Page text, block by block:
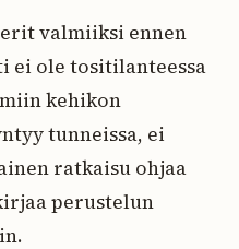
valmiiksi ennen
ei ole tositilanteessa
kehikon
tunneissa, ei
ratkaisu ohjaa
perustelun